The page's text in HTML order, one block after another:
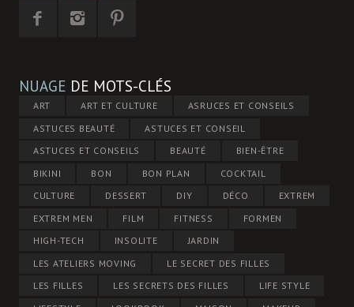
NUAGE DE MOTS-CLÉS
ART ART ET CULTURE
ASRUCES ET CONSEILS
ASTUCES BEAUTÉ
ASTUCES ET CONSEIL
ASTUCES ET CONSEILS
BEAUTÉ
BIEN-ÊTRE
BIKINI
BON BON PLAN
COCKTAIL
CULTURE
DESSERT DIY DÉCO
EXTREM
EXTREM MEN
FILM FITNESS
FORMEN
HIGH-TECH
INSOLITE
JARDIN
LES ATELIERS MOVING
LE SECRET DES FILLES
LES FILLES
LES SECRETS DES FILLES
LIFE STYLE